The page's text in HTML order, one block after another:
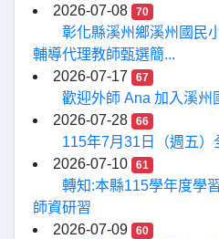
2026-07-08
70
彰化縣溪州鄉溪州國民
輔導代理教師甄選簡...
2026-07-17
67
歡迎外師 Ana 加入溪州
2026-07-28
66
115年7月31日（週五）
2026-07-10
61
轉知:本縣115學年度學
師資研習
2026-07-09
60